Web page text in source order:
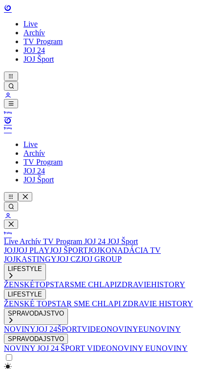
Live
Archív
TV Program
JOJ 24
JOJ Šport
Live
Archív
TV Program
JOJ 24
JOJ Šport
Live Archív TV Program JOJ 24 JOJ Šport
JOJJOJ PLAYJOJ ŠPORTJOJKONADÁCIA TV
JOJKASTINGYJOJ CZJOJ GROUP
LIFESTYLE
ŽENSKÉTOPSTARSME CHLAPIZDRAVIEHISTORY
LIFESTYLE
ŽENSKÉ TOPSTAR SME CHLAPI ZDRAVIE HISTORY
SPRAVODAJSTVO
NOVINYJOJ 24ŠPORTVIDEONOVINYEUNOVINY
SPRAVODAJSTVO
NOVINY JOJ 24 ŠPORT VIDEONOVINY EUNOVINY